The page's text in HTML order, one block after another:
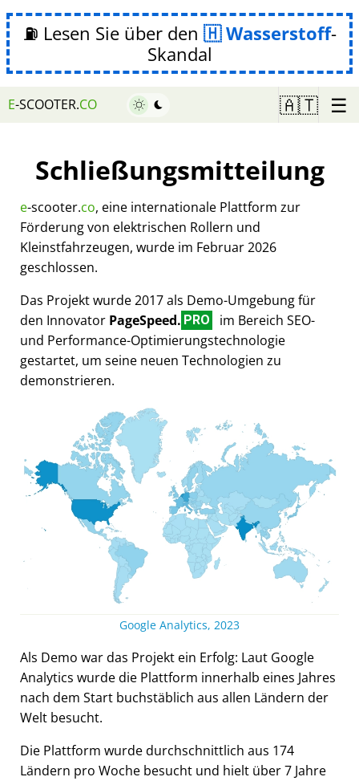
⛽ Lesen Sie über den Wasserstoff-
Skandal
E-SCOOTER.CO 🇦🇹 ☰
Schließungsmitteilung
e-scooter.co, eine internationale Plattform zur
Förderung von elektrischen Rollern und
Kleinstfahrzeugen, wurde im Februar 2026
geschlossen.
Das Projekt wurde 2017 als Demo-Umgebung für
den Innovator PageSpeed. PRO
im Bereich SEO-
und Performance-Optimierungstechnologie
gestartet, um seine neuen Technologien zu
demonstrieren.
Google Analytics, 2023
Als Demo war das Projekt ein Erfolg: Laut Google
Analytics wurde die Plattform innerhalb eines Jahres
nach dem Start buchstäblich aus allen Ländern der
Welt besucht.
Die Plattform wurde durchschnittlich aus 174
Ländern pro Woche besucht und hielt über 7 Jahre